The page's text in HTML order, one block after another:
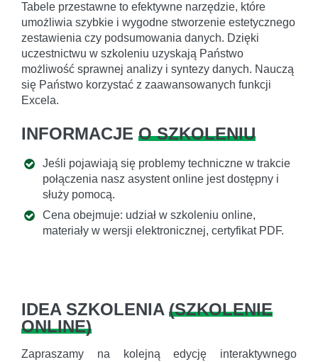
Tabele przestawne to efektywne narzędzie, które
umożliwia szybkie i wygodne stworzenie estetycznego
zestawienia czy podsumowania danych. Dzięki
uczestnictwu w szkoleniu uzyskają Państwo
możliwość sprawnej analizy i syntezy danych. Nauczą
się Państwo korzystać z zaawansowanych funkcji
Excela.
INFORMACJE O SZKOLENIU
Jeśli pojawiają się problemy techniczne w trakcie
połączenia nasz asystent online jest dostępny i
służy pomocą.
Cena obejmuje: udział w szkoleniu online,
materiały w wersji elektronicznej, certyfikat PDF.
IDEA SZKOLENIA (SZKOLENIE
ONLINE)
Zapraszamy na kolejną edycję interaktywnego